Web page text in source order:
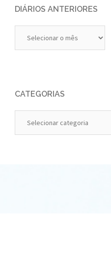
DIÁRIOS ANTERIORES
Anteriores
CATEGORIAS